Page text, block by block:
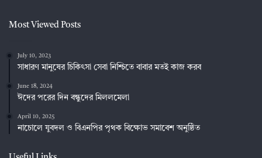
Most Viewed Posts
July 10, 2023
সাধারণ মানুষের চিকিৎসা সেবা নিশ্চিতে বাবার মতই কাজ করব
June 18, 2024
ঈদের পরের দিন বন্ধুদের মিললমেলা
April 10, 2025
নাচোলে যুবদল ও বিএনপির পৃথক বিক্ষোভ সমাবেশ অনুষ্ঠিত